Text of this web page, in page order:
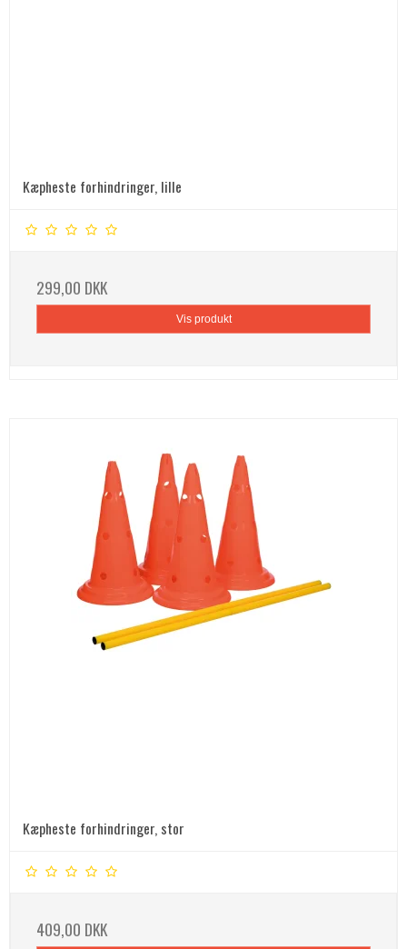
Kæpheste forhindringer, lille
299,00 DKK
Vis produkt
Kæpheste forhindringer, stor
409,00 DKK